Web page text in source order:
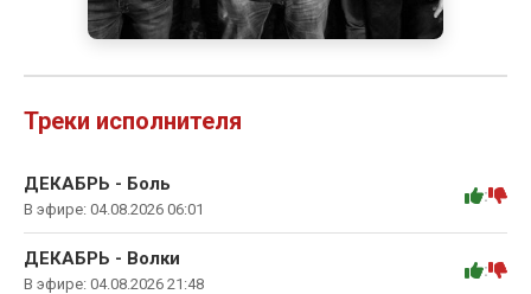
Треки исполнителя
ДЕКАБРЬ - Боль
В эфире: 04.08.2026 06:01
:
ДЕКАБРЬ - Волки
В эфире: 04.08.2026 21:48
: